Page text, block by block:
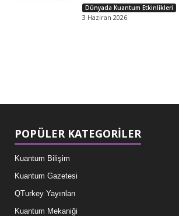
Dünyada Kuantum Etkinlikleri
3 Haziran 2026
POPÜLER KATEGORİLER
Kuantum Bilişim
Kuantum Gazetesi
QTurkey Yayınları
Kuantum Mekaniği